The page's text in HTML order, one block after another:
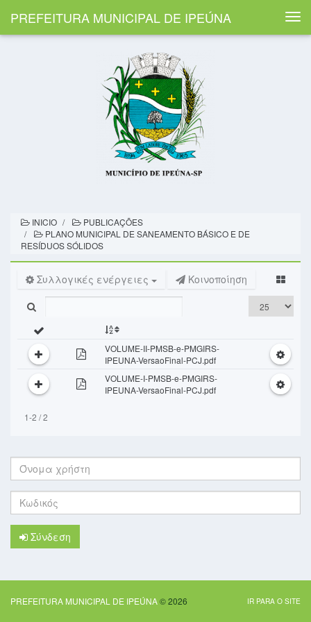
PREFEITURA MUNICIPAL DE IPEÚNA
INICIO
PUBLICAÇÕES
PLANO MUNICIPAL DE SANEAMENTO BÁSICO E DE
RESÍDUOS SÓLIDOS
Συλλογικές ενέργειες Κοινοποίηση
VOLUME-II-PMSB-e-PMGIRS-
IPEUNA-VersaoFinal-PCJ.pdf
VOLUME-I-PMSB-e-PMGIRS-
IPEUNA-VersaoFinal-PCJ.pdf
1-2 / 2
χρήστη:
Σύνδεση
PREFEITURA MUNICIPAL DE IPEÚNA© 2026 IR PARA O SITE